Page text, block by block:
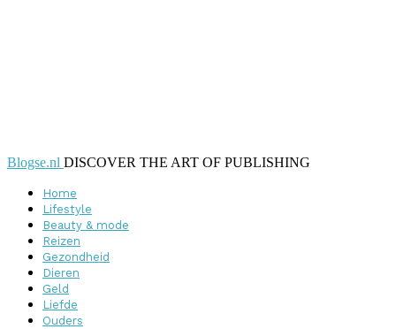
Blogse.nl DISCOVER THE ART OF PUBLISHING
Home
Lifestyle
Beauty & mode
Reizen
Gezondheid
Dieren
Geld
Liefde
Ouders